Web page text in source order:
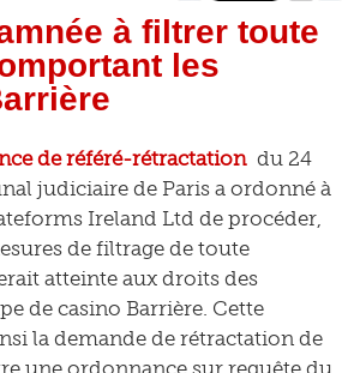
à filtrer toute
les
de référé-rétractation du 24
judiciaire de Paris a ordonné à
Ireland Ltd de procéder,
de filtrage de toute
atteinte aux droits des
de casino Barrière. Cette
la demande de rétractation de
une ordonnance sur requête du